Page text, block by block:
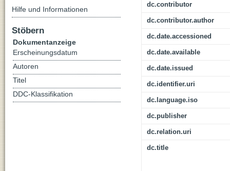
dc.contributor
dc.contributor.author
dc.date.accessioned
dc.date.available
dc.date.issued
dc.identifier.uri
dc.language.iso
dc.publisher
dc.relation.uri
dc.title
Hilfe und Informationen
Stöbern
Dokumentanzeige
Erscheinungsdatum
Autoren
Titel
DDC-Klassifikation